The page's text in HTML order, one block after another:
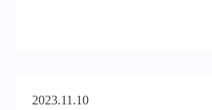
2023.11.10